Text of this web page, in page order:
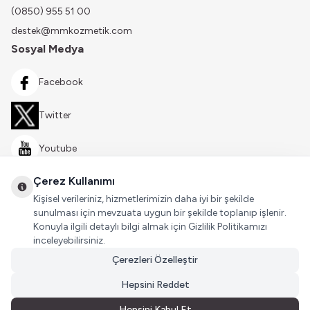
(0850) 955 51 00
destek@mmkozmetik.com
Sosyal Medya
Facebook
Twitter
Youtube
Instagram
Çerez Kullanımı
Kişisel verileriniz, hizmetlerimizin daha iyi bir şekilde
sunulması için mevzuata uygun bir şekilde toplanıp işlenir.
Konuyla ilgili detaylı bilgi almak için Gizlilik Politikamızı
inceleyebilirsiniz.
Çerezleri Özelleştir
Hepsini Reddet